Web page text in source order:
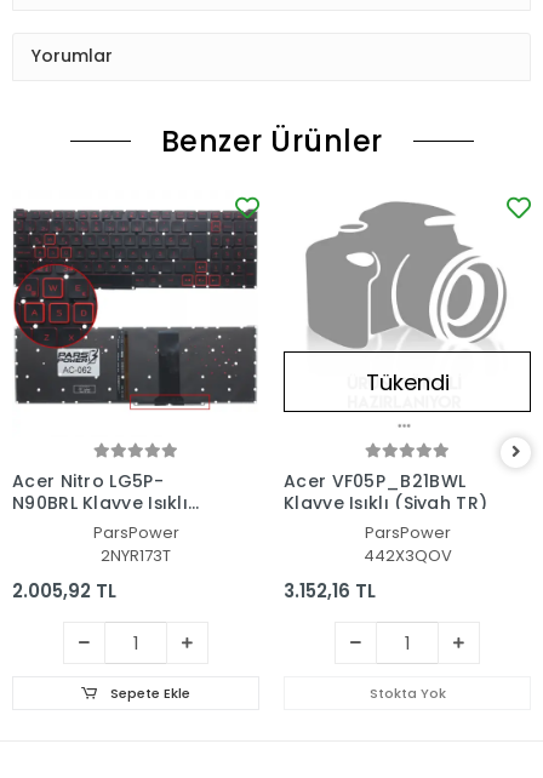
Yorumlar
Benzer Ürünler
Acer Nitro LG5P-
N90BRL Klavye Işıklı
(Siyah TR)ParsPower
2NYR173T
2.005,92 TL
Sepete Ekle
Tükendi
Acer VF05P_B21BWL
Klavye Işıklı (Siyah TR)
ParsPower
442X3QOV
3.152,16 TL
Stokta Yok